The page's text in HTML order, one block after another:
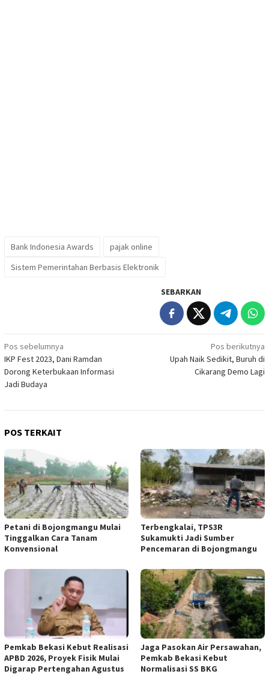
Bank Indonesia Awards
pajak online
Sistem Pemerintahan Berbasis Elektronik
SEBARKAN
Navigasi
pos
Pos sebelumnya
IKP Fest 2023, Dani Ramdan
Dorong Keterbukaan Informasi
Jadi Budaya
Pos berikutnya
Upah Naik Sedikit, Buruh di
Cikarang Demo Lagi
POS TERKAIT
Petani di Bojongmangu Mulai
Tinggalkan Cara Tanam
Konvensional
Terbengkalai, TPS3R
Sukamukti Jadi Sumber
Pencemaran di Bojongmangu
Pemkab Bekasi Kebut Realisasi
APBD 2026, Proyek Fisik Mulai
Digarap Pertengahan Agustus
Jaga Pasokan Air Persawahan,
Pemkab Bekasi Kebut
Normalisasi SS BKG